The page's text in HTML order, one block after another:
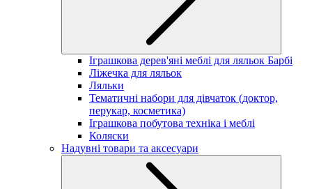
Іграшкова дерев'яні меблі для ляльок Барбі
Ліжечка для ляльок
Ляльки
Тематичні набори для дівчаток (доктор,
перукар, косметика)
Іграшкова побутова техніка і меблі
Коляски
Надувні товари та аксесуари